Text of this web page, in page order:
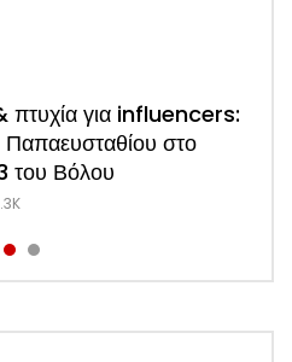
πτυχία για influencers:
στο
του Βόλου
συνέντευξη του
Σκιάθου Άκη